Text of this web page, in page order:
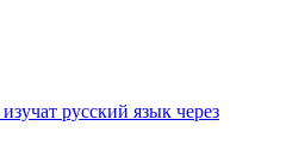
русский язык через